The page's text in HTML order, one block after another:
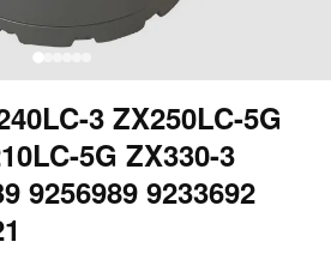
3 ZX250LC-5G
5G ZX330-3
9256989 9233692